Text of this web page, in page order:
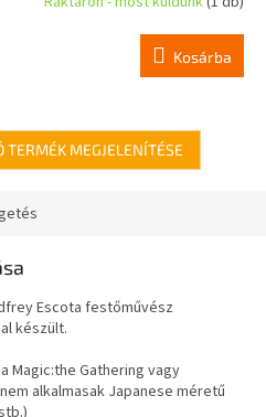
Kosárba
TERMÉK MEGJELENÍTÉSE
Escota festőművész
készült.
Magic:the Gathering vagy
alkalmasak Japanese méretű